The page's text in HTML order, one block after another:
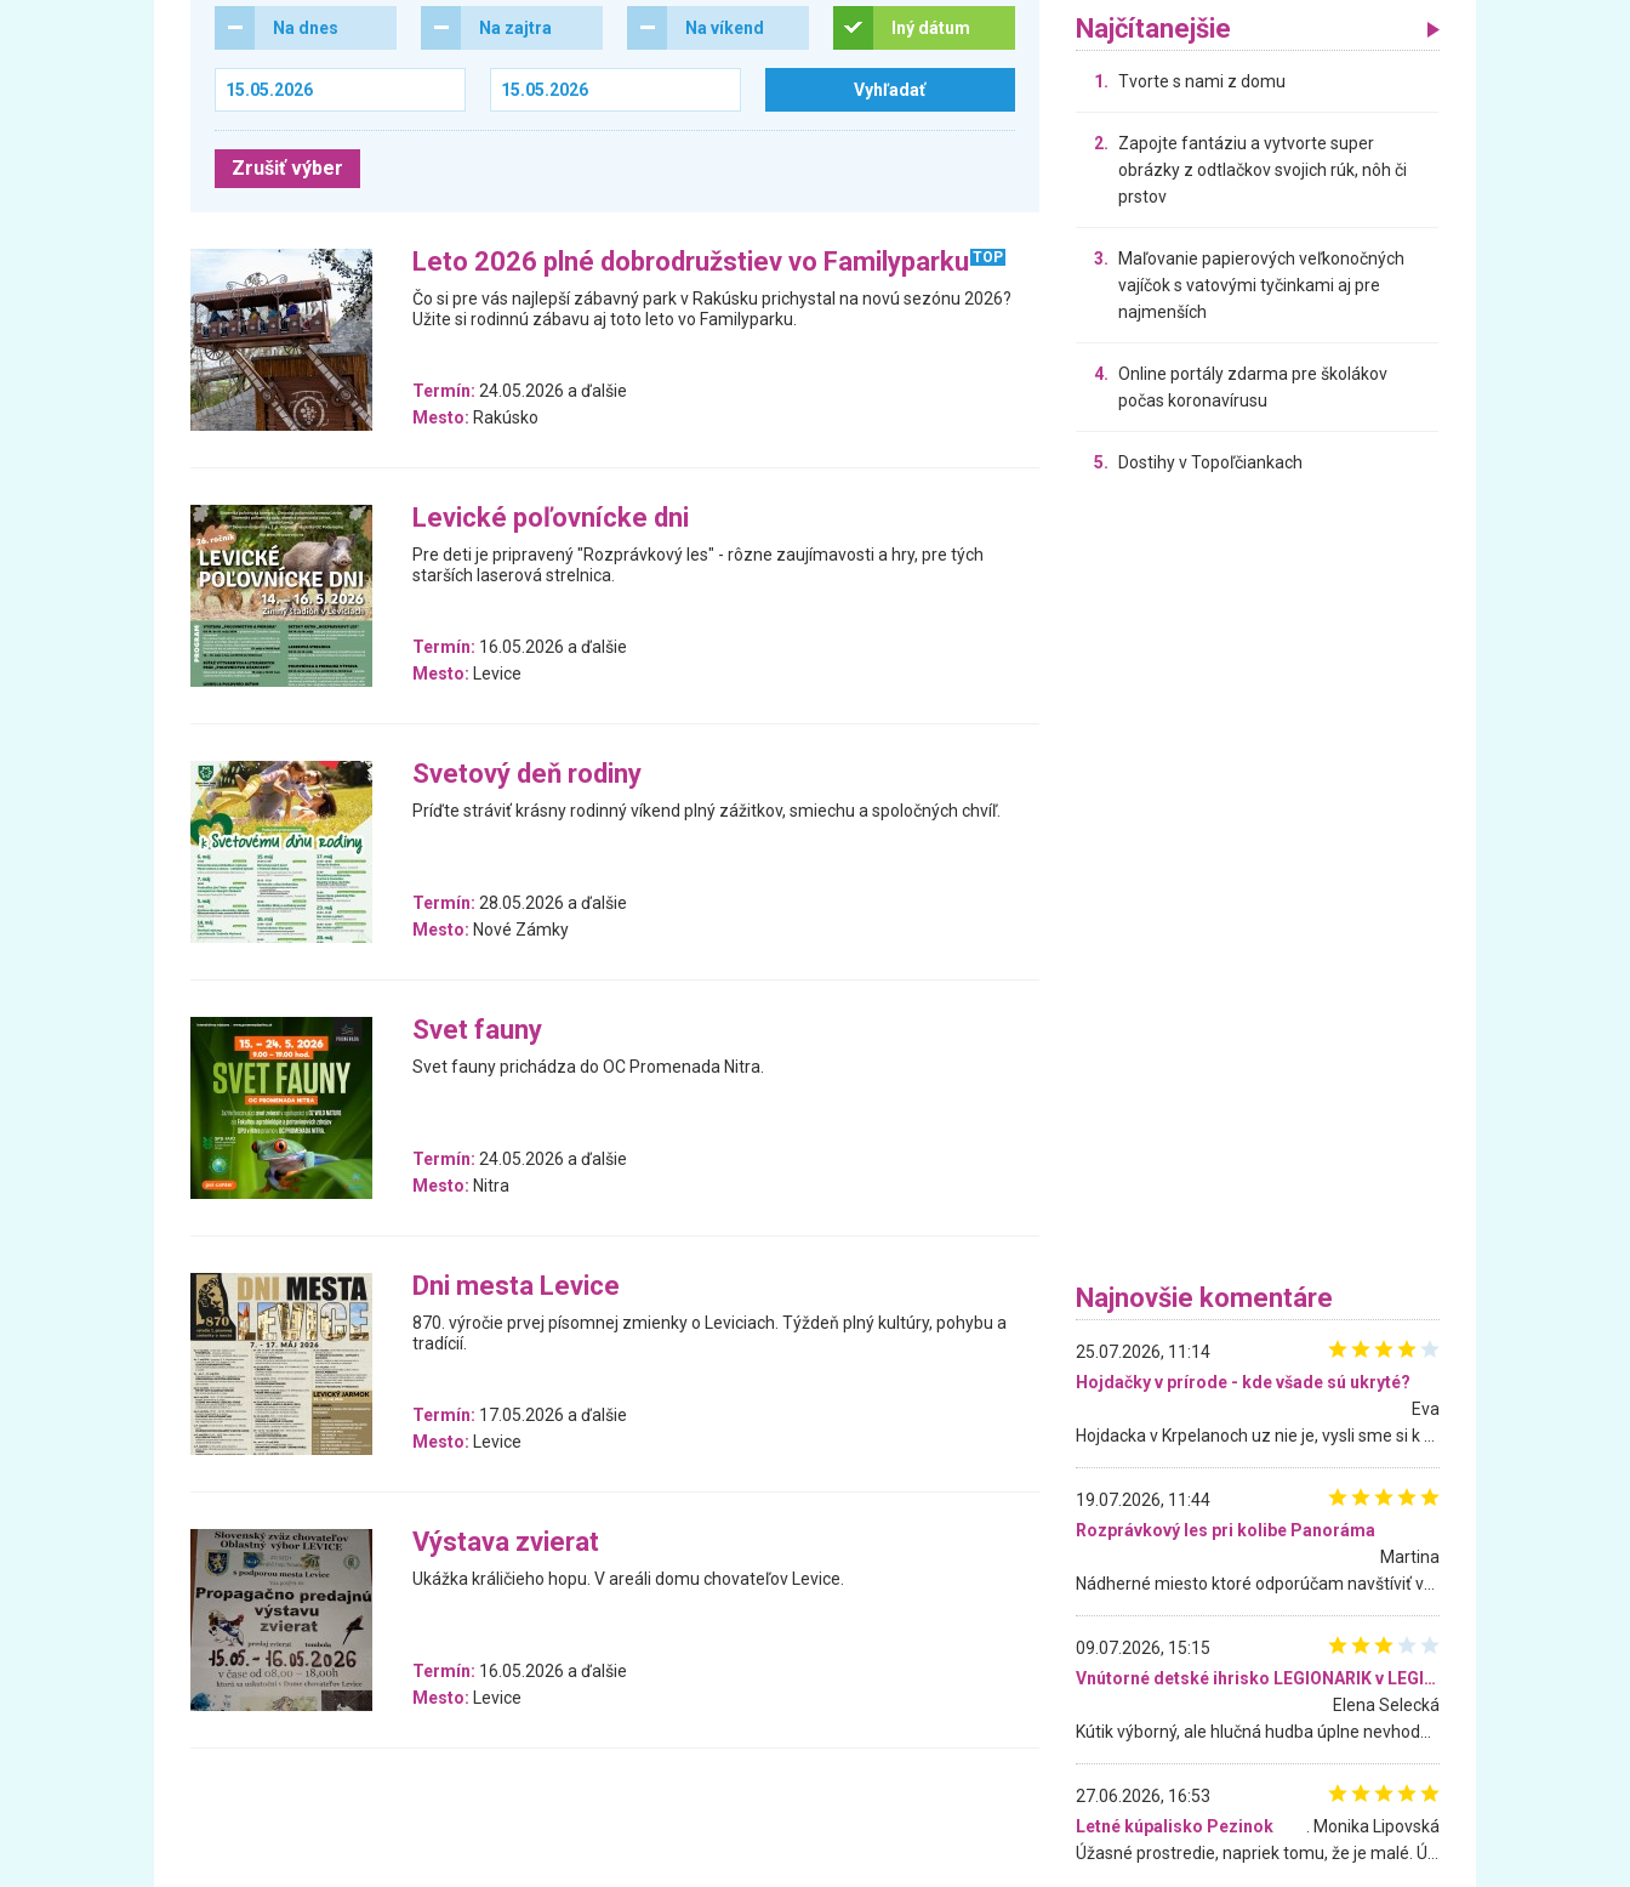
Na dnes Na zajtra Na víkend Iný dátum
Zrušiť výber
Leto 2026 plné dobrodružstiev vo Familyparku TOP
Čo si pre vás najlepší zábavný park v Rakúsku prichystal na novú sezónu 2026?
Užite si rodinnú zábavu aj toto leto vo Familyparku.
Termín: 24.05.2026 a ďalšie
Mesto: Rakúsko
Levické poľovnícke dni
Pre deti je pripravený "Rozprávkový les" - rôzne zaujímavosti a hry, pre tých
starších laserová strelnica.
Termín: 16.05.2026 a ďalšie
Mesto: Levice
Svetový deň rodiny
Príďte stráviť krásny rodinný víkend plný zážitkov, smiechu a spoločných chvíľ.
Termín: 28.05.2026 a ďalšie
Mesto: Nové Zámky
Svet fauny
Svet fauny prichádza do OC Promenada Nitra.
Termín: 24.05.2026 a ďalšie
Mesto: Nitra
Dni mesta Levice
870. výročie prvej písomnej zmienky o Leviciach. Týždeň plný kultúry, pohybu a
tradícií.
Termín: 17.05.2026 a ďalšie
Mesto: Levice
Výstava zvierat
Ukážka králičieho hopu. V areáli domu chovateľov Levice.
Termín: 16.05.2026 a ďalšie
Mesto: Levice
Najčítanejšie
1. Tvorte s nami z domu
2.
Zapojte fantáziu a vytvorte super
obrázky z odtlačkov svojich rúk, nôh či
prstov
3.
Maľovanie papierových veľkonočných
vajíčok s vatovými tyčinkami aj pre
najmenších
4. Online portály zdarma pre školákov
počas koronavírusu
5. Dostihy v Topoľčiankach
Najnovšie komentáre
25.07.2026, 11:14
Hojdačky v prírode - kde všade sú ukryté?
Eva
19.07.2026, 11:44
Rozprávkový les pri kolibe Panoráma
Martina
09.07.2026, 15:15
Vnútorné detské ihrisko LEGIONARIK v LEGIA Fitness
Elena Selecká
27.06.2026, 16:53
Letné kúpalisko Pezinok
. Monika Lipovská